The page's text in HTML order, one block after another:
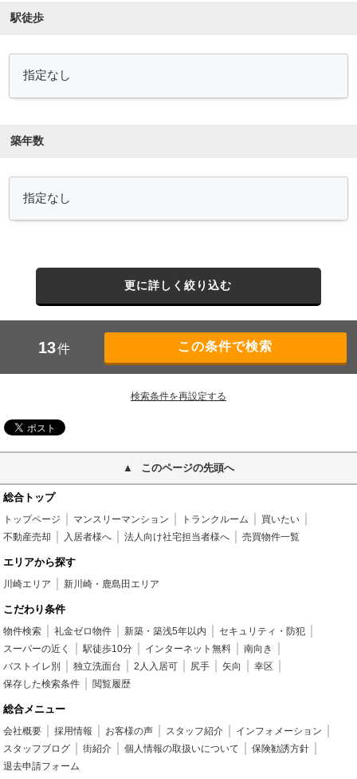
駅徒歩
築年数
更に詳しく絞り込む
13件
検索条件を再設定する
このページの先頭へ
総合トップ
トップページ マンスリーマンション トランクルーム
買いたい
不動産売却
入居者様へ 法人向け社宅担当者様へ 売買物件一覧
エリアから探す
川崎エリア 新川崎・鹿島田エリア
こだわり条件
物件検索 礼金ゼロ物件 新築・築浅5年以内
セキュリティ・防犯
スーパーの近く
駅徒歩10分 インターネット無料
南向き
バストイレ別
独立洗面台 2人入居可 尻手 矢向
幸区
保存した検索条件
閲覧履歴
総合メニュー
会社概要 採用情報 お客様の声 スタッフ紹介
インフォメーション
スタッフブログ
街紹介 個人情報の取扱いについて
保険勧誘方針
退去申請フォーム